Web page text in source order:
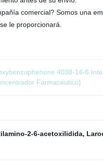
comercial? Somos una
le proporcionará.
4038-14-6
Farmacéutico}
2-6-acetoxilidida,